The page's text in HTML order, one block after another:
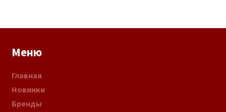
Меню
Главная
Новинки
Бренды